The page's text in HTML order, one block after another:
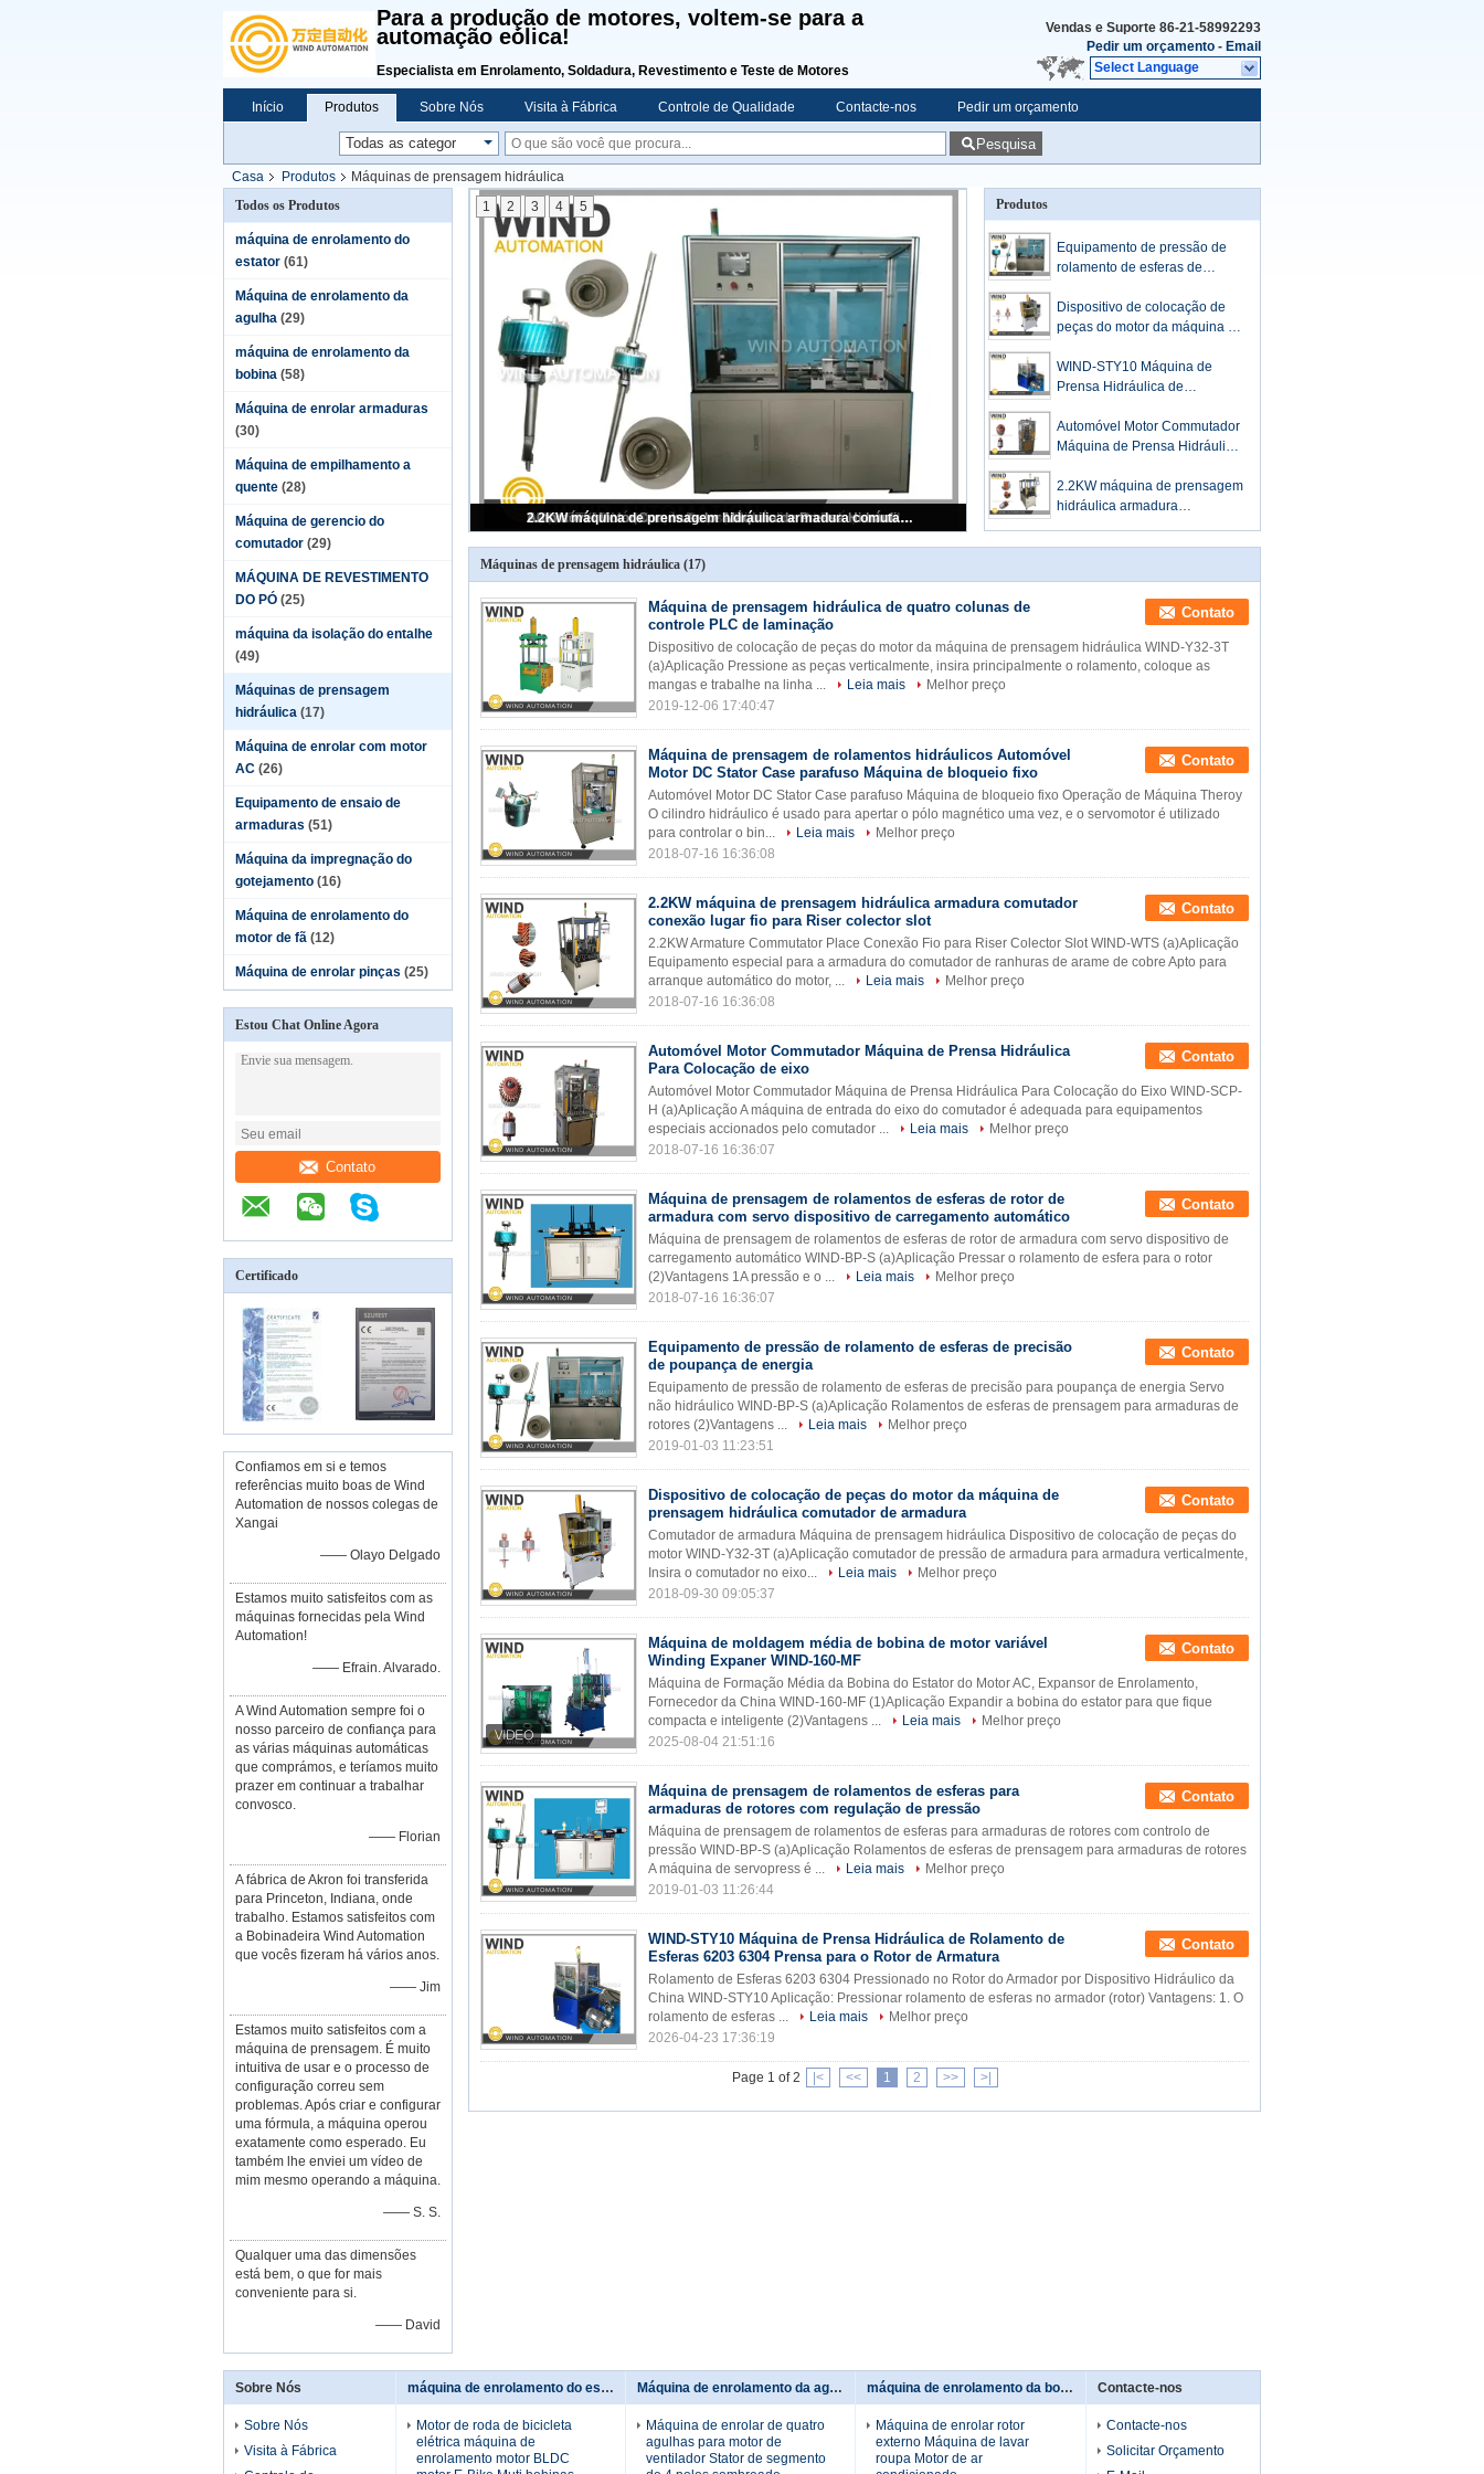
Para a produção de motores, voltem-se para a
automação eólica!
Especialista em Enrolamento, Soldadura, Revestimento e Teste de Motores
Vendas e Suporte 86-21-58992293
Pedir um orçamento - Email
Select Language
Início Produtos Sobre Nós Visita à Fábrica Controle de Qualidade Contacte-nos Pedir um orçamento
Pesquisa
Casa Produtos
Máquinas de prensagem hidráulica
Todos os Produtos
máquina de enrolamento do
estator (61)
Máquina de enrolamento da
agulha (29)
máquina de enrolamento da
bobina (58)
Máquina de enrolar armaduras
(30)
Máquina de empilhamento a
quente (28)
Máquina de gerencio do
comutador (29)
MÁQUINA DE REVESTIMENTO
DO PÓ (25)
máquina da isolação do entalhe
(49)
Máquinas de prensagem
hidráulica (17)
Máquina de enrolar com motor
AC (26)
Equipamento de ensaio de
armaduras (51)
Máquina da impregnação do
gotejamento (16)
Máquina de enrolamento do
motor de fã (12)
Máquina de enrolar pinças (25)
Estou Chat Online Agora
Contato
Certificado
Confiamos em si e temos
referências muito boas de Wind
Automation de nossos colegas de
Xangai
—— Olayo Delgado
Estamos muito satisfeitos com as
máquinas fornecidas pela Wind
Automation!
—— Efrain. Alvarado.
A Wind Automation sempre foi o
nosso parceiro de confiança para
as várias máquinas automáticas
que comprámos, e teríamos muito
prazer em continuar a trabalhar
convosco.
—— Florian
A fábrica de Akron foi transferida
para Princeton, Indiana, onde
trabalho. Estamos satisfeitos com
a Bobinadeira Wind Automation
que vocês fizeram há vários anos.
—— Jim
Estamos muito satisfeitos com a
máquina de prensagem. É muito
intuitiva de usar e o processo de
configuração correu sem
problemas. Após criar e configurar
uma fórmula, a máquina operou
exatamente como esperado. Eu
também lhe enviei um vídeo de
mim mesmo operando a máquina.
—— S. S.
Qualquer uma das dimensões
está bem, o que for mais
conveniente para si.
—— David
Equipamento de pressão de rolamento de esferas de precisão de poupança de energia
1 2 3 4 5 Produtos
Equipamento de pressão de
rolamento de esferas de
energia
Dispositivo de colocação de
peças do motor da máquina de
comutador de armadura
WIND-STY10 Máquina de
Prensa Hidráulica de
6304 Prensa para o Rotor de
Armatura
Automóvel Motor Commutador
Máquina de Prensa Hidráulica
2.2KW máquina de prensagem
hidráulica armadura
para Riser colector slot
Máquinas de prensagem hidráulica (17)
Máquina de prensagem hidráulica de quatro colunas de
controle PLC de laminação
Contato
Dispositivo de colocação de peças do motor da máquina de prensagem hidráulica WIND-Y32-3T
(a)Aplicação Pressione as peças verticalmente, insira principalmente o rolamento, coloque as
mangas e trabalhe na linha ...
Leia mais
Melhor preço
2019-12-06 17:40:47
Máquina de prensagem de rolamentos hidráulicos Automóvel
Motor DC Stator Case parafuso Máquina de bloqueio fixo
Contato
Automóvel Motor DC Stator Case parafuso Máquina de bloqueio fixo Operação de Máquina Theroy
O cilindro hidráulico é usado para apertar o pólo magnético uma vez, e o servomotor é utilizado
para controlar o bin...
Leia mais
Melhor preço
2018-07-16 16:36:08
2.2KW máquina de prensagem hidráulica armadura comutador
conexão lugar fio para Riser colector slot
Contato
2.2KW Armature Commutator Place Conexão Fio para Riser Colector Slot WIND-WTS (a)Aplicação
Equipamento especial para a armadura do comutador de ranhuras de arame de cobre Apto para
arranque automático do motor, ...
Leia mais
Melhor preço
2018-07-16 16:36:08
Automóvel Motor Commutador Máquina de Prensa Hidráulica
Para Colocação de eixo
Contato
Automóvel Motor Commutador Máquina de Prensa Hidráulica Para Colocação do Eixo WIND-SCP-
H (a)Aplicação A máquina de entrada do eixo do comutador é adequada para equipamentos
especiais accionados pelo comutador ...
Leia mais
Melhor preço
2018-07-16 16:36:07
Máquina de prensagem de rolamentos de esferas de rotor de
armadura com servo dispositivo de carregamento automático
Contato
Máquina de prensagem de rolamentos de esferas de rotor de armadura com servo dispositivo de
carregamento automático WIND-BP-S (a)Aplicação Pressar o rolamento de esfera para o rotor
(2)Vantagens 1A pressão e o ...
Leia mais
Melhor preço
2018-07-16 16:36:07
Equipamento de pressão de rolamento de esferas de precisão
de poupança de energia
Contato
Equipamento de pressão de rolamento de esferas de precisão para poupança de energia Servo
não hidráulico WIND-BP-S (a)Aplicação Rolamentos de esferas de prensagem para armaduras de
rotores (2)Vantagens ...
Leia mais
Melhor preço
2019-01-03 11:23:51
Dispositivo de colocação de peças do motor da máquina de
prensagem hidráulica comutador de armadura
Contato
Comutador de armadura Máquina de prensagem hidráulica Dispositivo de colocação de peças do
motor WIND-Y32-3T (a)Aplicação comutador de pressão de armadura para armadura verticalmente,
Insira o comutador no eixo...
Leia mais
Melhor preço
2018-09-30 09:05:37
Máquina de moldagem média de bobina de motor variável
Winding Expaner WIND-160-MF
Contato
Máquina de Formação Média da Bobina do Estator do Motor AC, Expansor de Enrolamento,
Fornecedor da China WIND-160-MF (1)Aplicação Expandir a bobina do estator para que fique
compacta e inteligente (2)Vantagens ...
Leia mais
Melhor preço
2025-08-04 21:51:16
Máquina de prensagem de rolamentos de esferas para
armaduras de rotores com regulação de pressão
Contato
Máquina de prensagem de rolamentos de esferas para armaduras de rotores com controlo de
pressão WIND-BP-S (a)Aplicação Rolamentos de esferas de prensagem para armaduras de rotores
A máquina de servopress é ...
Leia mais
Melhor preço
2019-01-03 11:26:44
WIND-STY10 Máquina de Prensa Hidráulica de Rolamento de
Esferas 6203 6304 Prensa para o Rotor de Armatura
Contato
Rolamento de Esferas 6203 6304 Pressionado no Rotor do Armador por Dispositivo Hidráulico da
China WIND-STY10 Aplicação: Pressionar rolamento de esferas no armador (rotor) Vantagens: 1. O
rolamento de esferas ...
Leia mais
Melhor preço
2026-04-23 17:36:19
Page 1 of 2 |< << 1 2 >> >|
Sobre Nós
Sobre Nós
Visita à Fábrica
máquina de enrolamento do estator
Motor de roda de bicicleta
elétrica máquina de
enrolamento motor BLDC
Máquina de enrolamento da agulha
Máquina de enrolar de quatro
agulhas para motor de
ventilador Stator de segmento
máquina de enrolamento da bobina
Máquina de enrolar rotor
externo Máquina de lavar
roupa Motor de ar
Contacte-nos
Contacte-nos
Solicitar Orçamento